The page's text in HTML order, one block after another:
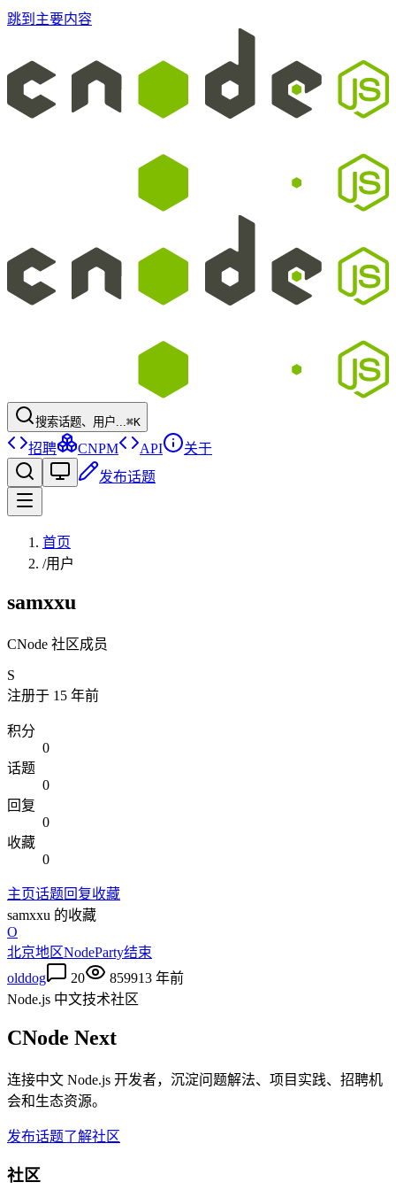
跳到主要内容
搜索话题、用户...⌘K
招聘 CNPM API
关于
发布话题
首页
/用户
samxxu
CNode 社区成员
S
注册于 15 年前
积分
0
话题
0
回复
0
收藏
0
主页话题回复收藏
samxxu 的收藏
O
北京地区NodeParty结束
olddog
20 859913 年前
Node.js 中文技术社区
CNode Next
连接中文 Node.js 开发者，沉淀问题解法、项目实践、招聘机
会和生态资源。
发布话题了解社区
社区